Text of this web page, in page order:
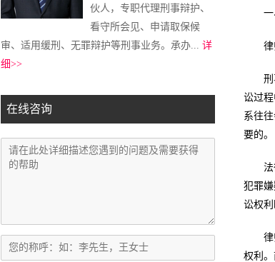
伙人，专职代理刑事辩护、
看守所会见、申请取保候
审、适用缓刑、无罪辩护等刑事业务。承办... 详
细>>
在线咨询
讼过
系往
要的。
犯罪
讼权
权利